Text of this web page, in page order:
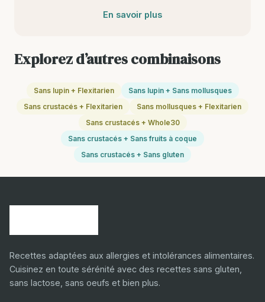
En savoir plus
Explorez d’autres combinaisons
Sans lupin + Flexitarien
Sans lupin + Sans mollusques
Sans crustacés + Flexitarien
Sans mollusques + Flexitarien
Sans crustacés + Whole30
Sans crustacés + Sans fruits à coque
Sans crustacés + Sans gluten
Recettes adaptées aux allergies et intolérances alimentaires.
Cuisinez en toute sérénité avec des recettes sans gluten,
sans lactose, sans oeufs et bien plus.